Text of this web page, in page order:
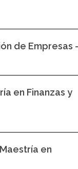
de Empresas
en Finanzas y
en